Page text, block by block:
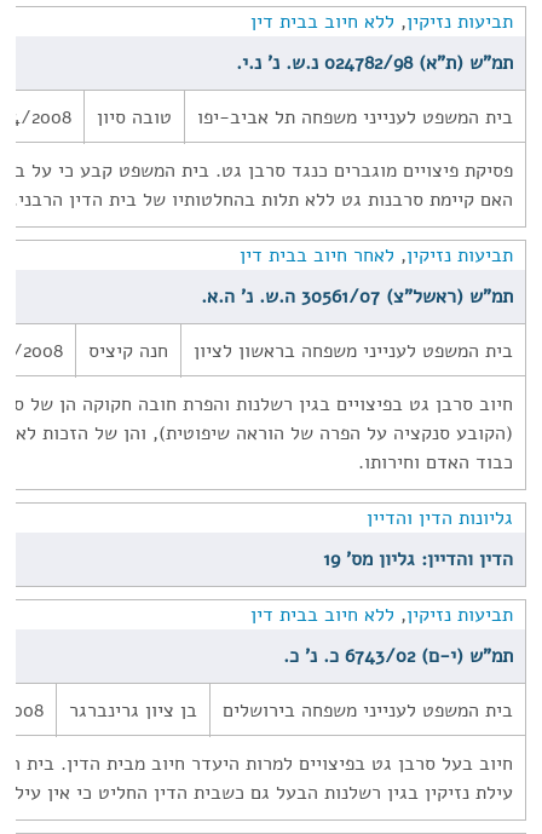
תביעות נזיקין, ללא חיוב בבית דין
תמ"ש (ת"א) 024782/98 נ.ש. נ' נ.י.
בית המשפט לענייני משפחה תל אביב-יפו טובה סיון
2008
פסיקת פיצויים מוגברים כנגד סרבן גט. בית המשפט קבע כי על
האם קיימת סרבנות גט ללא תלות בהחלטותיו של בית הדין הרבני.
תביעות נזיקין, לאחר חיוב בבית דין
תמ"ש (ראשל"צ) 30561/07 ה.ש. נ' ה.א.
בית המשפט לענייני משפחה בראשון לציון חנה קיציס 2008
(הקובע סנקציה על הפרה של הוראה שיפוטית), והן של הזכות
כבוד האדם וחירותו.
גליונות הדין והדיין
הדין והדיין: גליון מס' 19
תביעות נזיקין, ללא חיוב בבית דין
תמ"ש (י-ם) 6743/02 כ. נ' כ.
בית המשפט לענייני משפחה בירושלים בן ציון גרינברגר
חיוב בעל סרבן גט בפיצויים למרות היעדר חיוב מבית הדין. בית
עילת נזיקין בגין רשלנות הבעל גם כשבית הדין החליט כי אין